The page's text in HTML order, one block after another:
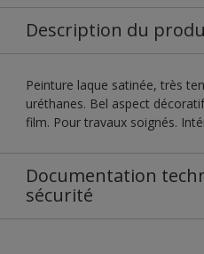
Description du
Peinture laque satinée, très
uréthanes. Bel aspect
film. Pour travaux soignés.
Documentation
sécurité